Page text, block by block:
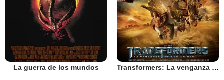
La guerra de los mundos Transformers: La venganza de los caídos